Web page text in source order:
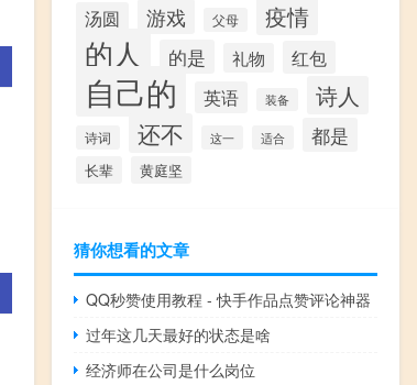
汤圆 游戏 父母 疫情
的人 的是 礼物 红包
自己的 英语 装备 诗人
诗词 还不 这一 适合 都是
长辈 黄庭坚
猜你想看的文章
QQ秒赞使用教程 - 快手作品点赞评论神器
过年这几天最好的状态是啥
经济师在公司是什么岗位